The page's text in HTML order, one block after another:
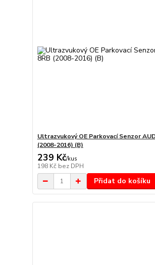
Ultrazvukový OE Parkovací Senzor
(2008-2016) (B)
239 Kč/kus
198 Kč bez DPH
Přidat do košíku